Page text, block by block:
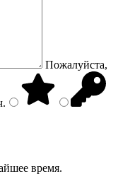
Пожалуйста,
.
время.